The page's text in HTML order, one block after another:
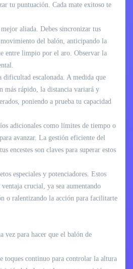
tu puntuación. Cada mate exitoso te
aliada. Debes sincronizar tus
del balón, anticipando la
entre limpio por el aro. Observar la
dificultad escalonada. A medida que
más rápido, la distancia variará y
poniendo a prueba tu capacidad
adicionales como límites de tiempo o
avanzar. La gestión eficiente del
encestes son claves para superar estos
especiales y potenciadores. Estos
crucial, ya sea aumentando
o ralentizando la acción para facilitarte
vez para hacer que el balón de
toques continuo para controlar la altura